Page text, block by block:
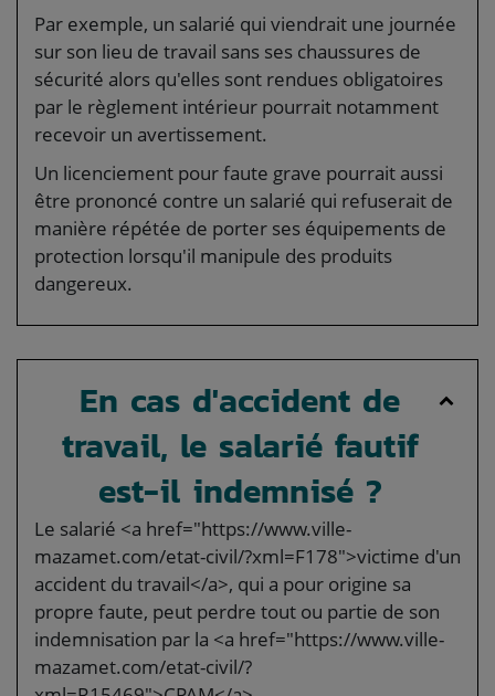
Par exemple, un salarié qui viendrait une journée
sur son lieu de travail sans ses chaussures de
sécurité alors qu'elles sont rendues obligatoires
par le règlement intérieur pourrait notamment
recevoir un avertissement.
Un licenciement pour faute grave pourrait aussi
être prononcé contre un salarié qui refuserait de
manière répétée de porter ses équipements de
protection lorsqu'il manipule des produits
dangereux.
En cas d'accident de
travail, le salarié fautif
est-il indemnisé ?
Le salarié <a href="https://www.ville-
mazamet.com/etat-civil/?xml=F178">victime d'un
accident du travail</a>, qui a pour origine sa
propre faute, peut perdre tout ou partie de son
indemnisation par la <a href="https://www.ville-
mazamet.com/etat-civil/?